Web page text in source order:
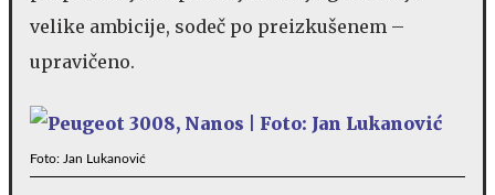
velike ambicije, sodeč po preizkušenem –
upravičeno.
Foto: Jan Lukanović